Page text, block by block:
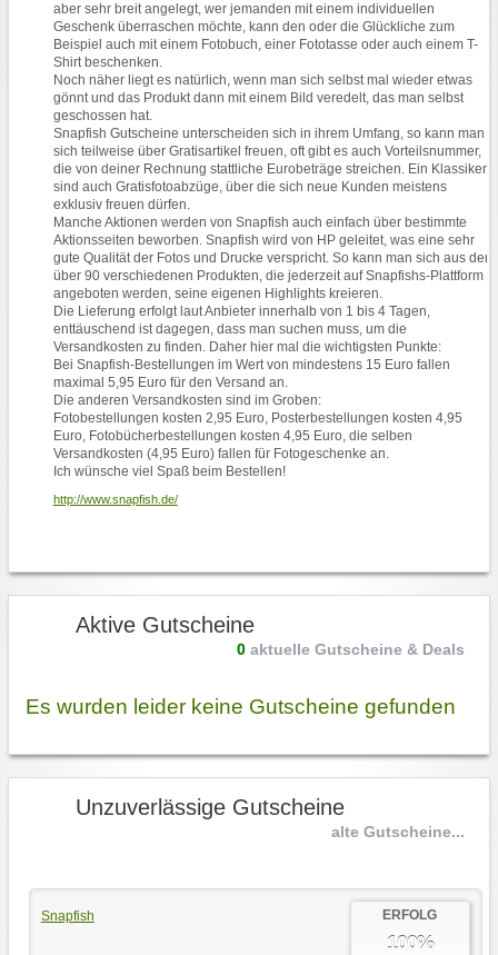
aber sehr breit angelegt, wer jemanden mit einem individuellen
Geschenk überraschen möchte, kann den oder die Glückliche zum
Beispiel auch mit einem Fotobuch, einer Fototasse oder auch einem T-
Shirt beschenken.
Noch näher liegt es natürlich, wenn man sich selbst mal wieder etwas
gönnt und das Produkt dann mit einem Bild veredelt, das man selbst
geschossen hat.
Snapfish Gutscheine unterscheiden sich in ihrem Umfang, so kann man
sich teilweise über Gratisartikel freuen, oft gibt es auch Vorteilsnummer,
die von deiner Rechnung stattliche Eurobeträge streichen. Ein Klassiker
sind auch Gratisfotoabzüge, über die sich neue Kunden meistens
exklusiv freuen dürfen.
Manche Aktionen werden von Snapfish auch einfach über bestimmte
Aktionsseiten beworben. Snapfish wird von HP geleitet, was eine sehr
gute Qualität der Fotos und Drucke verspricht. So kann man sich aus den
über 90 verschiedenen Produkten, die jederzeit auf Snapfishs-Plattform
angeboten werden, seine eigenen Highlights kreieren.
Die Lieferung erfolgt laut Anbieter innerhalb von 1 bis 4 Tagen,
enttäuschend ist dagegen, dass man suchen muss, um die
Versandkosten zu finden. Daher hier mal die wichtigsten Punkte:
Bei Snapfish-Bestellungen im Wert von mindestens 15 Euro fallen
maximal 5,95 Euro für den Versand an.
Die anderen Versandkosten sind im Groben:
Fotobestellungen kosten 2,95 Euro, Posterbestellungen kosten 4,95
Euro, Fotobücherbestellungen kosten 4,95 Euro, die selben
Versandkosten (4,95 Euro) fallen für Fotogeschenke an.
Ich wünsche viel Spaß beim Bestellen!
http://www.snapfish.de/
Aktive Gutscheine
0aktuelle Gutscheine & Deals
Es wurden leider keine Gutscheine gefunden
Unzuverlässige Gutscheine
alte Gutscheine...
Snapfish ERFOLG
100%